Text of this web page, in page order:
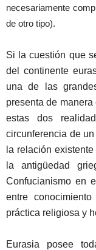
necesariamente
de otro tipo).
Si la cuestión que
del continente
una de las
presenta de
estas dos
circunferencia de
la relación
la antigüedad
Confucianismo en
entre
práctica religiosa y
Eurasia posee